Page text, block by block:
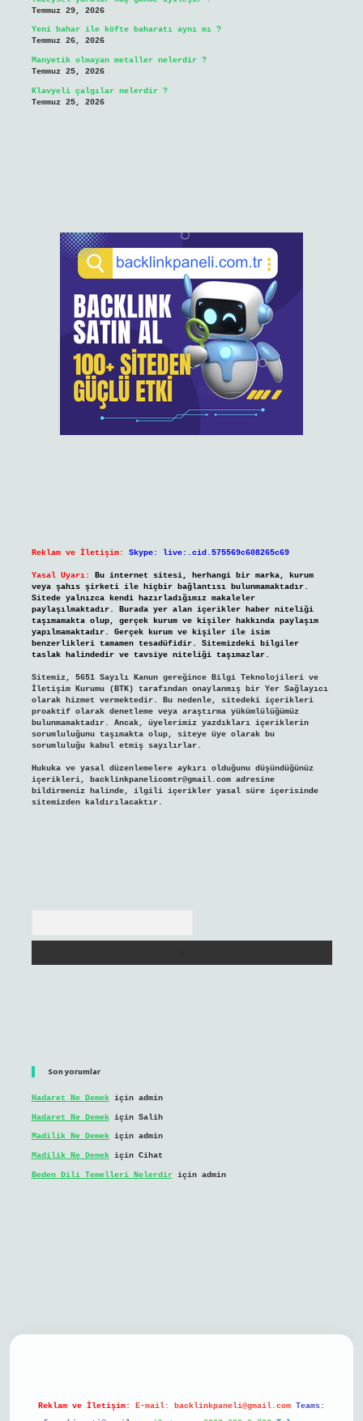
Temmuz 29, 2026
Yeni bahar ile köfte baharatı aynı mı ?
Temmuz 26, 2026
Manyetik olmayan metaller nelerdir ?
Temmuz 25, 2026
Klavyeli çalgılar nelerdir ?
Temmuz 25, 2026
Reklam ve İletişim: Skype: live:.cid.575569c608265c69
Yasal Uyarı:
Bu internet sitesi, herhangi bir marka, kurum
veya şahıs şirketi ile hiçbir bağlantısı bulunmamaktadır.
Sitede yalnızca kendi hazırladığımız makaleler
paylaşılmaktadır. Burada yer alan içerikler haber niteliği
taşımamakta olup, gerçek kurum ve kişiler hakkında paylaşım
yapılmamaktadır. Gerçek kurum ve kişiler ile isim
benzerlikleri tamamen tesadüfidir. Sitemizdeki bilgiler
taslak halindedir ve tavsiye niteliği taşımazlar.
Sitemiz, 5651 Sayılı Kanun gereğince Bilgi Teknolojileri ve
İletişim Kurumu (BTK) tarafından onaylanmış bir Yer Sağlayıcı
olarak hizmet vermektedir. Bu nedenle, sitedeki içerikleri
proaktif olarak denetleme veya araştırma yükümlülüğümüz
bulunmamaktadır. Ancak, üyelerimiz yazdıkları içeriklerin
sorumluluğunu taşımakta olup, siteye üye olarak bu
sorumluluğu kabul etmiş sayılırlar.
Hukuka ve yasal düzenlemelere aykırı olduğunu düşündüğünüz
içerikleri, backlinkpanelicomtr@gmail.comadresine
bildirmeniz halinde, ilgili içerikler yasal süre içerisinde
sitemizden kaldırılacaktır.
Son yorumlar
Hadaret Ne Demekiçin admin
Hadaret Ne Demekiçin Salih
Madilik Ne Demekiçin admin
Madilik Ne Demekiçin Cihat
Beden Dili Temelleri Nelerdiriçin admin
Reklam ve İletişim: E-mail: backlinkpaneli@gmail.com Teams: